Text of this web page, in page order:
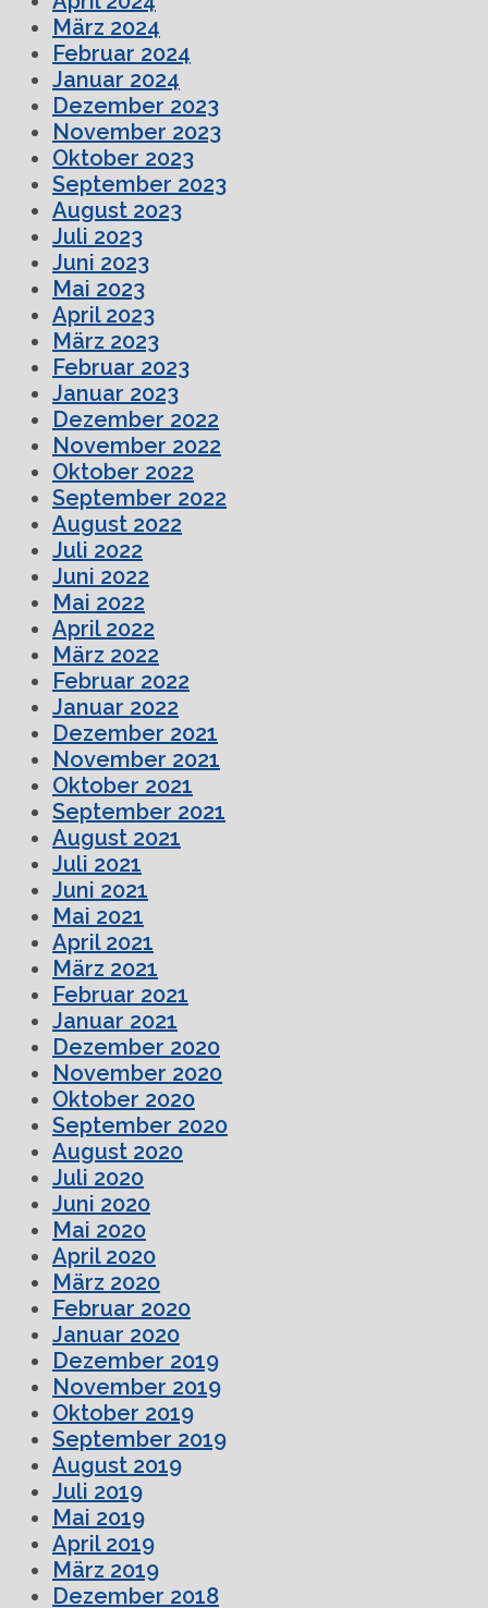
März 2024
Februar 2024
Januar 2024
Dezember 2023
November 2023
Oktober 2023
September 2023
August 2023
Juli 2023
Juni 2023
Mai 2023
April 2023
März 2023
Februar 2023
Januar 2023
Dezember 2022
November 2022
Oktober 2022
September 2022
August 2022
Juli 2022
Juni 2022
Mai 2022
April 2022
März 2022
Februar 2022
Januar 2022
Dezember 2021
November 2021
Oktober 2021
September 2021
August 2021
Juli 2021
Juni 2021
Mai 2021
April 2021
März 2021
Februar 2021
Januar 2021
Dezember 2020
November 2020
Oktober 2020
September 2020
August 2020
Juli 2020
Juni 2020
Mai 2020
April 2020
März 2020
Februar 2020
Januar 2020
Dezember 2019
November 2019
Oktober 2019
September 2019
August 2019
Juli 2019
Mai 2019
April 2019
März 2019
Dezember 2018